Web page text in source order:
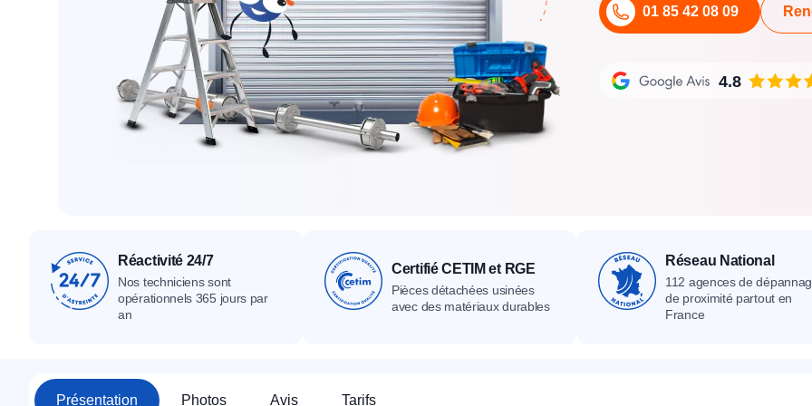
Tous nos produits Catalogue Devis gratuit
Tous nos produits Catalogue Devis gratuit Contact
Tous nos produits Catalogue Devis gratuit Contact
01 85 42 08 09
4.8
Réactivité 24/7
Nos techniciens sont
opérationnels 365 jours par
an
Certifié CETIM et RGE
Pièces détachées usinées
avec des matériaux durables
Réseau National
112 agences de
de proximité partout en
France
Présentation Photos Avis Tarifs